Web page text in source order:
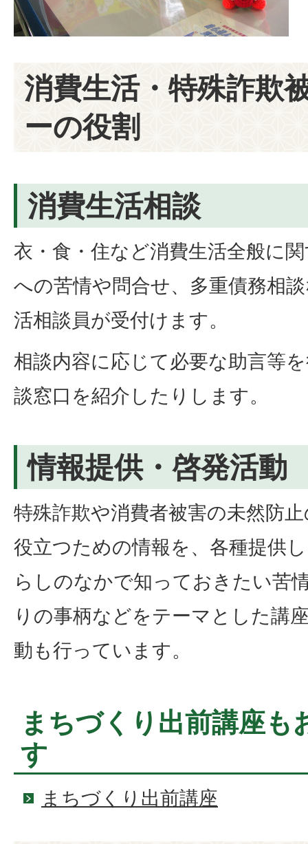
消費生活・特殊詐欺
ーの役割
消費生活相談
衣・食・住など消費生活全般に
への苦情や問合せ、多重債務相
活相談員が受付けます。
相談内容に応じて必要な助言等
談窓口を紹介したりします。
情報提供・啓発活動
特殊詐欺や消費者被害の未然防
役立つための情報を、各種提供
らしのなかで知っておきたい苦
りの事柄などをテーマとした講
動も行っています。
まちづくり出前講座も
す
まちづくり出前講座